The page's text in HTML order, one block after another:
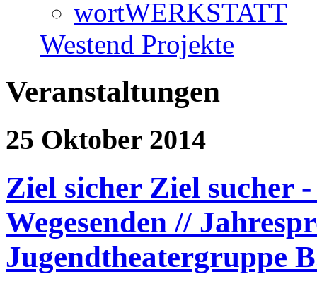
wortWERKSTATT
Westend Projekte
Veranstaltungen
25 Oktober 2014
Ziel sicher Ziel sucher
Wegesenden //
Jugendtheatergruppe